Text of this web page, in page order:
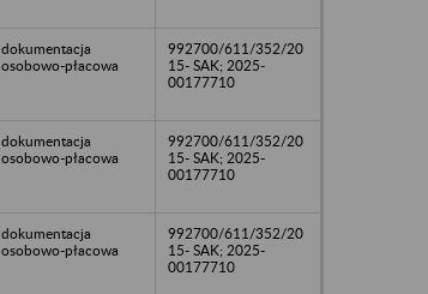
dokumentacja
osobowo-płacowa
992700/611/352/20
15- SAK; 2025-
00177710
dokumentacja
osobowo-płacowa
992700/611/352/20
15- SAK; 2025-
00177710
dokumentacja
osobowo-płacowa
992700/611/352/20
15- SAK; 2025-
00177710